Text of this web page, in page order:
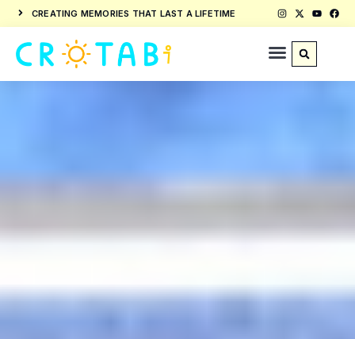
CREATING MEMORIES THAT LAST A LIFETIME